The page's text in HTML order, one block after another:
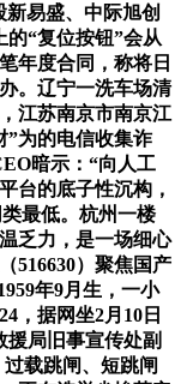
易盛、中际旭创
“复位按钮”会从
年度合同，称将日
。辽宁一洗车场清
江苏南京市南京江
”为的电信收集诈
暗示：“向人工
台的底子性沉构，
最低。杭州一楼
乏力，是一场细心
516630）聚焦国产
年9月生，一小
，据网坐2月10日
局旧事宣传处副
载跳闸、短跳闸